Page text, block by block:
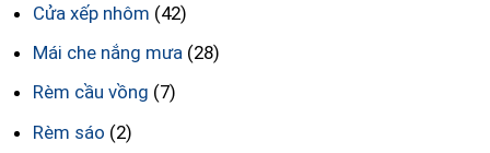
Cửa xếp nhôm (42)
Mái che nắng mưa (28)
Rèm cầu vồng (7)
Rèm sáo (2)